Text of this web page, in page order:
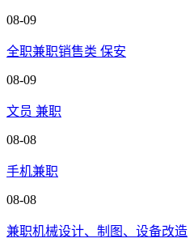
08-09
全职兼职销售类 保安
08-09
文员 兼职
08-08
手机兼职
08-08
兼职机械设计、制图、设备改造